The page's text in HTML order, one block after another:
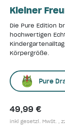
Kleiner
Die Pure Edition
hochwertigen
Körpergröße.
Pure
49,99 €
inkl gesetzl. MwSt. ,